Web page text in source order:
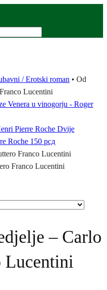
/ Erotski roman • Od
Lucentini
Venera u vinogorju - Roger
Dvije
Roche 150 рсд
Franco Lucentini
– Carlo
Lucentini